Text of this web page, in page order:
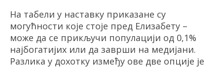
На табели у наставку приказане су
могућности које стоје пред Елизабету –
може да се прикључи популацији од 0,1%
најбогатијих или да заврши на медијани.
Разлика у дохотку између ове две опције је